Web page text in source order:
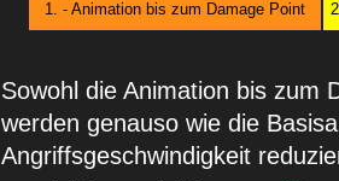
1. - Animation bis zum Damage Point
Sowohl die Animation bis zum
werden genauso wie die
Angriffsgeschwindigkeit